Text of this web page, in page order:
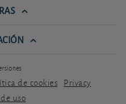
de cookies Privacy
uso